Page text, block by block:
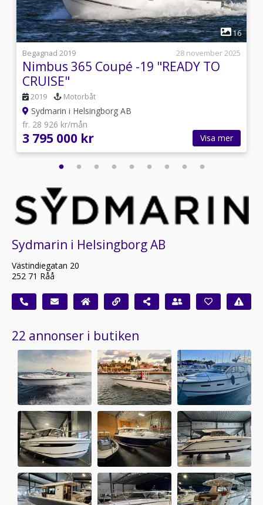
1
16
Begagnad 2019
28 november 2025
Nimbus 365 Coupé -19 "READY TO
CRUISE"
2019 Motorbåt
Sydmarin i Helsingborg AB
fr. 28 926 kr/mån
3 795 000 kr Visa mer
Sydmarin i Helsingborg AB
Västindiegatan 20
252 71 Råå
22 annonser i butiken